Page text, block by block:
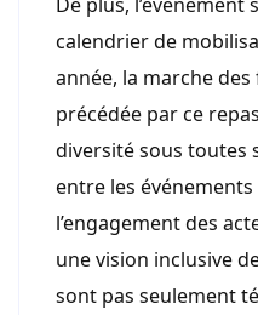
De plus, l’événement
calendrier de
année, la marche
précédée par ce
diversité sous toutes
entre les
l’engagement des
une vision inclusive
sont pas seulement